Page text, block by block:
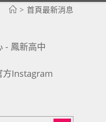
> 首頁最新消息
- 鳳新高中
方Instagram